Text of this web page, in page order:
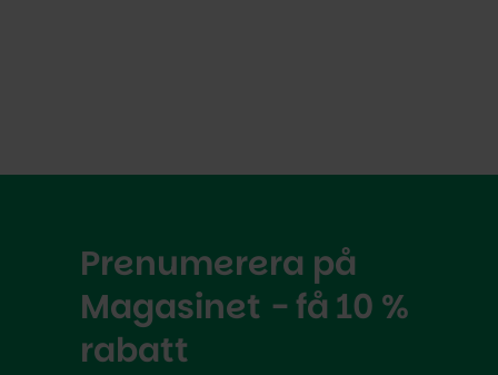
Prenumerera på
Magasinet - få 10 %
rabatt